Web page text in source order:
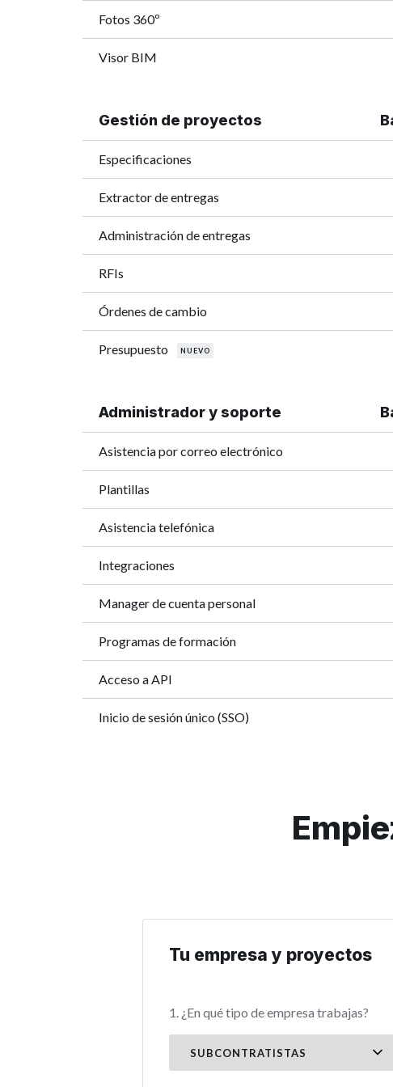
Fotos 360º
Visor BIM
Gestión de proyectos
Especificaciones
Extractor de entregas
Administración de entregas
RFIs
Órdenes de cambio
Presupuesto NUEVO
Administrador y soporte
Asistencia por correo electrónico
Plantillas
Asistencia telefónica
Integraciones
Manager de cuenta personal
Programas de formación
Acceso a API
Inicio de sesión único (SSO)
Tu empresa y proyectos
1. ¿En qué tipo de empresa trabajas?